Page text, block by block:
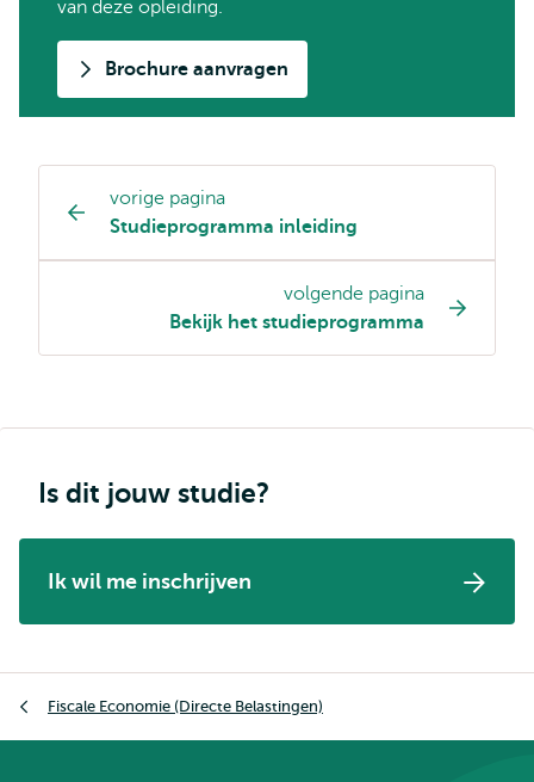
van deze opleiding.
Brochure aanvragen
Opleiding
pagina
navigatie
vorige pagina
Studieprogramma inleiding
volgende pagina
Bekijk het studieprogramma
Is dit jouw studie?
Ik wil me inschrijven
Fiscale Economie (Directe Belastingen)